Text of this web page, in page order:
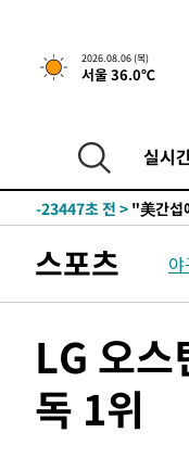
2026.08.06 (목)
서울 36.0℃
실시
4시간 전 >[속보] "이란-
-23832초 전 >
내일까
-23469초 전 >
-23447초 전 > "美간섭
-18664초 전 >
[속보]
-18051초 전 >[속보]산
-17116초 전 >[속보]전
-14677초 전 >서울 열
-13244초 전 >[속보]코
스포츠
LG 오
독 1위